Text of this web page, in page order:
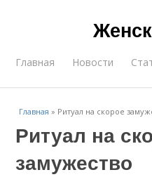
Главная Новости
Главная » Ритуал на скорое
Ритуал на
замужество